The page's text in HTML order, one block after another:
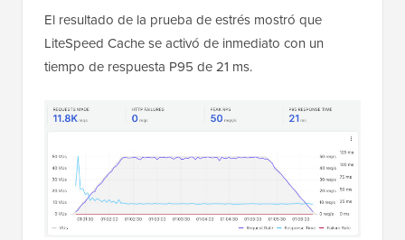
El resultado de la prueba de estrés mostró que
LiteSpeed Cache se activó de inmediato con un
tiempo de respuesta P95 de 21 ms.